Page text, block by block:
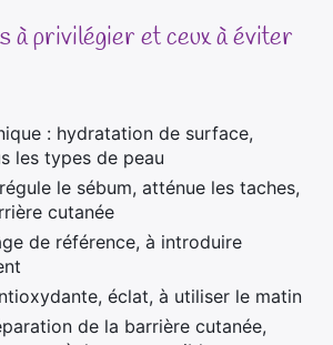
à privilégier et ceux à éviter
: hydratation de surface,
les types de peau
le sébum, atténue les taches,
cutanée
de référence, à introduire
éclat, à utiliser le matin
de la barrière cutanée,